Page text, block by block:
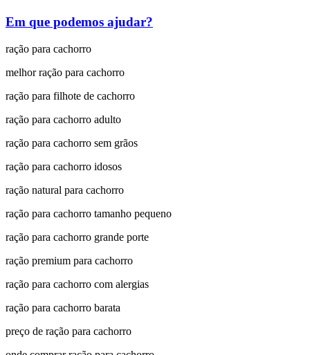
Em que podemos ajudar?
ração para cachorro
melhor ração para cachorro
ração para filhote de cachorro
ração para cachorro adulto
ração para cachorro sem grãos
ração para cachorro idosos
ração natural para cachorro
ração para cachorro tamanho pequeno
ração para cachorro grande porte
ração premium para cachorro
ração para cachorro com alergias
ração para cachorro barata
preço de ração para cachorro